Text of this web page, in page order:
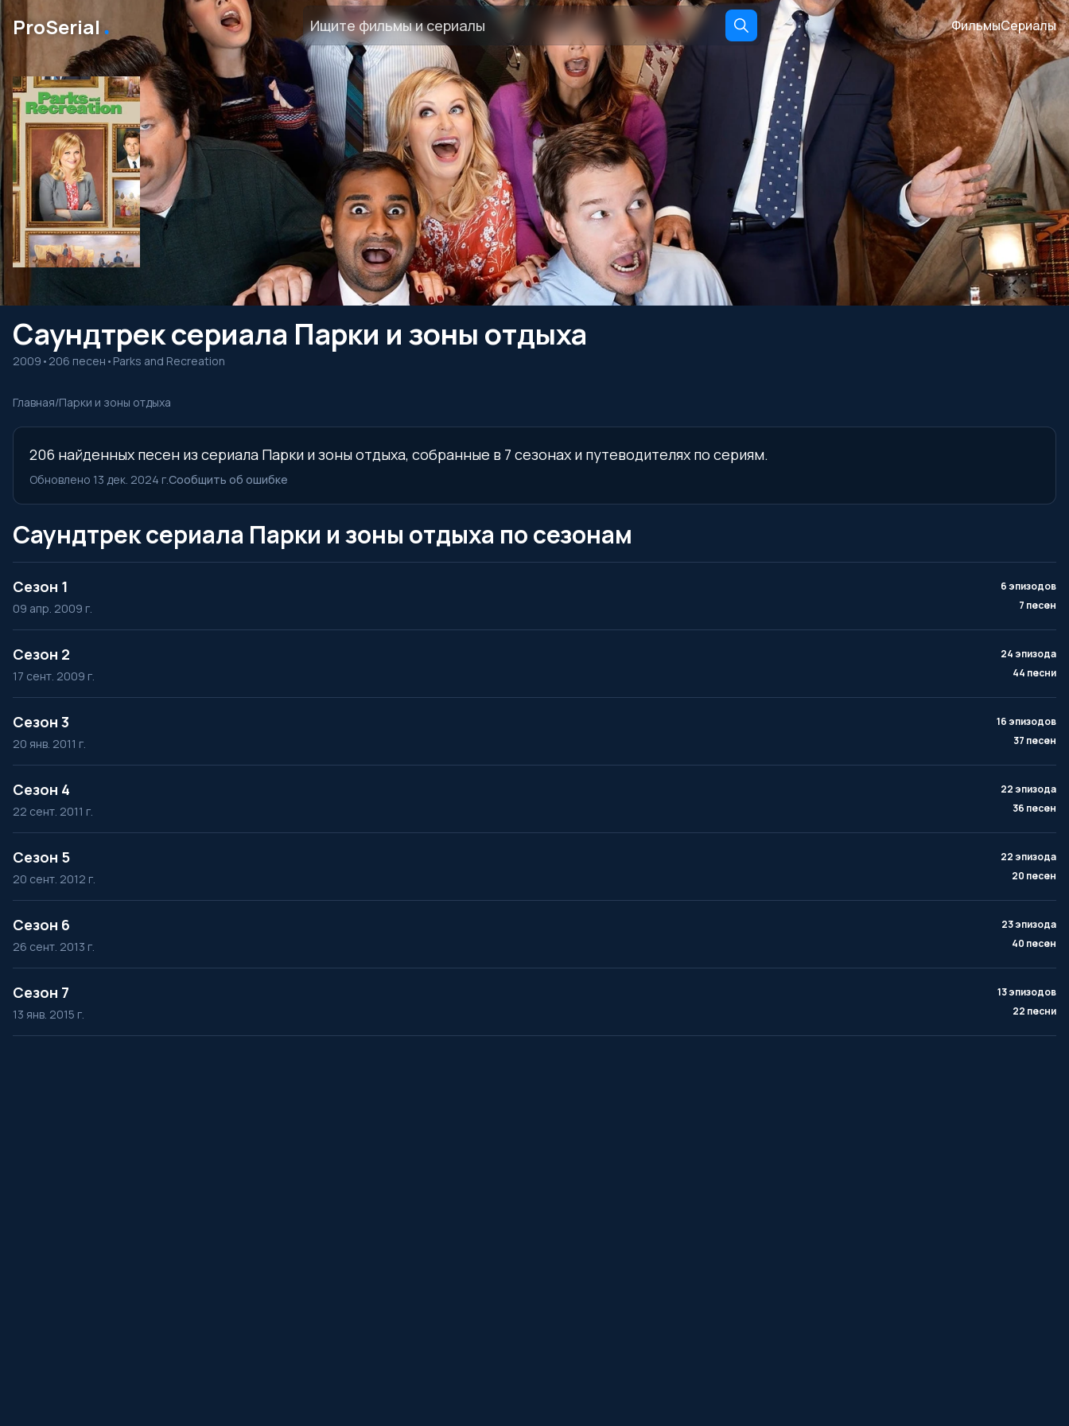
ProSerial․ ФильмыСериалы
Саундтрек сериала Парки и зоны отдыха
2009 • 206 песен • Parks and Recreation
Главная/Парки и зоны отдыха
206 найденных песен из сериала Парки и зоны отдыха, собранные в 7 сезонах и путеводителях по сериям.
Обновлено 13 дек. 2024 г.Сообщить об ошибке
Саундтрек сериала Парки и зоны отдыха по сезонам
Сезон 1
09 апр. 2009 г.
6 эпизодов
7 песен
Сезон 2
17 сент. 2009 г.
24 эпизода
44 песни
Сезон 3
20 янв. 2011 г.
16 эпизодов
37 песен
Сезон 4
22 сент. 2011 г.
22 эпизода
36 песен
Сезон 5
20 сент. 2012 г.
22 эпизода
20 песен
Сезон 6
26 сент. 2013 г.
23 эпизода
40 песен
Сезон 7
13 янв. 2015 г.
13 эпизодов
22 песни